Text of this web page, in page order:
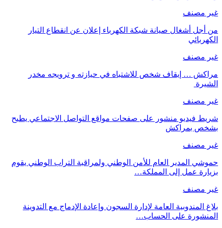
غير مصنف
من أجل أشغال صيانة شبكة الكهرباء إعلان عن انقطاع التيار
الكهربائي
غير مصنف
مراكش … إيقاف شخص للاشتباه في حيازته و ترويجه مخدر
الشيرة
غير مصنف
شريط فيديو منشور على صفحات مواقع التواصل الاجتماعي يطيح
بشخص بمراكش
غير مصنف
حموشي المدير العام للأمن الوطني ولمراقبة التراب الوطني يقوم
بزيارة عمل إلى المملكة…
غير مصنف
بلاغ المندوبية العامة لإدارة السجون وإعادة الإدماج مع التدوينة
المنشورة على الحساب…